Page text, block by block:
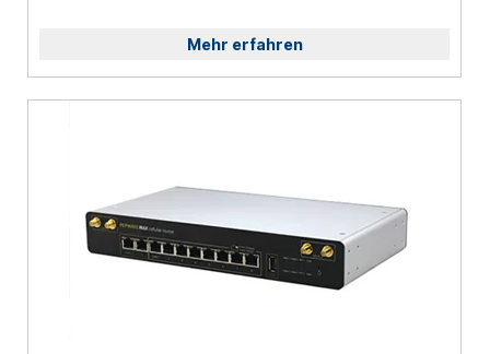
Mehr erfahren